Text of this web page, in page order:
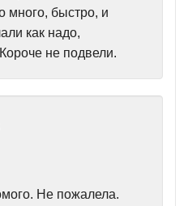
много, быстро, и
как надо,
не подвели.
Не пожалела.